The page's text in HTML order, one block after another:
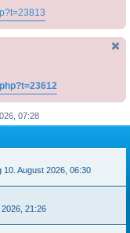
07:28
10. August 2026, 06:30
21:26